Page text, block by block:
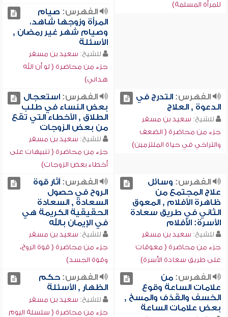
للمرأة المسلمة)
الفهرس: صيام
المرأة وزوجها شاهد،
وصيام شهر غير رمضان ,
الأسئلة
للشيخ: سعيد بن مسفر
جزء من محاضرة ( لو أن الله
هداني)
الفهرس:التدرج في
الدعوة , العلاج
للشيخ: سعيد بن مسفر
جزء من محاضرة ( الضعف
والتراخي في حياة الملتزمين)
الفهرس:استعجال
بعض النساء في طلب
الطلاق , الأخطاء التي تقع
من بعض الزوجات
للشيخ: سعيد بن مسفر
جزء من محاضرة ( تنبيهات على
أخطاء بعض الزوجات)
الفهرس: وسائل
علاج المجتمع من
ظاهرة الأفلام , المعوق
الثاني في طريق سعادة
الأسرة: الأفلام
للشيخ: سعيد بن مسفر
جزء من محاضرة ( معوقات
على طريق سعادة الأسرة)
الفهرس:آثار قوة
الروح في حصول
السعادة , السعادة
الحقيقية الكريمة هي
في الإيمان بالله
للشيخ: سعيد بن مسفر
جزء من محاضرة ( قوة الروح،
وقوة الجسد)
الفهرس:من
علامات الساعة وقوع
الخسف والقذف والمسخ ,
بعض علامات الساعة
الفهرس:حكم
الظهار , الأسئلة
للشيخ: سعيد بن مسفر
جزء من محاضرة ( سلسلة اليوم